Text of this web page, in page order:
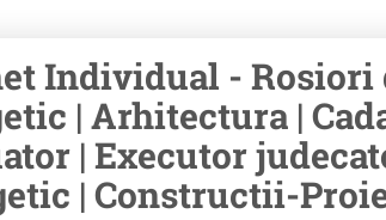
Individual - Rosiori
| Arhitectura |
| Executor
| Constructii-